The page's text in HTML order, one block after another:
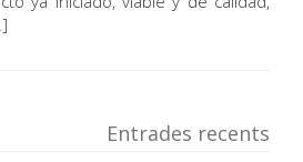
Entrades recents